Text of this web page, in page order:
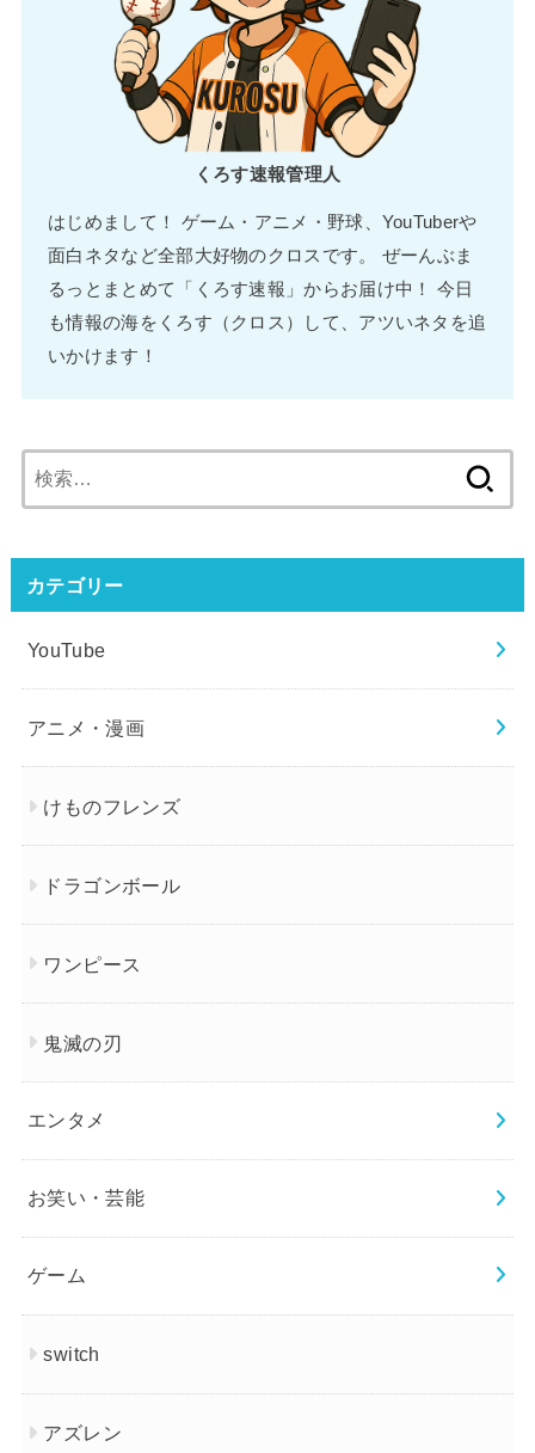
くろす速報管理人
はじめまして！ ゲーム・アニメ・野球、YouTuberや
面白ネタなど全部大好物のクロスです。 ぜーんぶま
るっとまとめて「くろす速報」からお届け中！ 今日
も情報の海をくろす（クロス）して、アツいネタを追
いかけます！
索:
カテゴリー
YouTube
アニメ・漫画
けものフレンズ
ドラゴンボール
ワンピース
鬼滅の刃
エンタメ
お笑い・芸能
ゲーム
switch
アズレン